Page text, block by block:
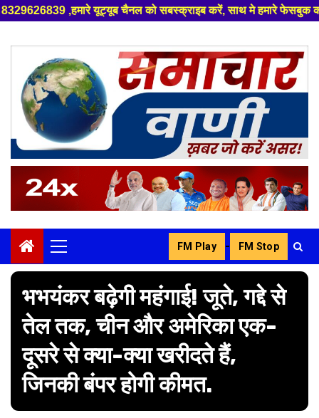
यूट्यूब चैनल को सबस्क्राइब करें, साथ मे हमारे फेसबुक को लाइक जरूर करें ,
content
Primary
Menu
FM Play - FM Stop
भभयंकर बढ़ेगी महंगाई! जूते, गद्दे से
तेल तक, चीन और अमेरिका एक-
दूसरे से क्या-क्या खरीदते हैं,
जिनकी बंपर होगी कीमत.